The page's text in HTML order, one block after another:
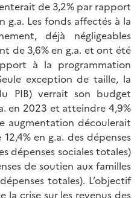
de 3,2% par rapport
g.a. Les fonds affectés à la
déjà négligeables
de 3,6% en g.a. et ont été
à la programmation
exception de taille, la
PIB) verrait son budget
en 2023 et atteindre 4,9%
augmentation découlerait
en g.a. des dépenses
dépenses sociales totales)
de soutien aux familles
totales). L’objectif
la crise sur les revenus des